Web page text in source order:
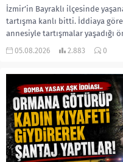
İzmir’in Bayraklı ilçesinde
tartışma kanlı bitti. İddiaya
annesiyle tartışmalar yaşadığı
yaşındaki...
05.08.2026 2.883 0